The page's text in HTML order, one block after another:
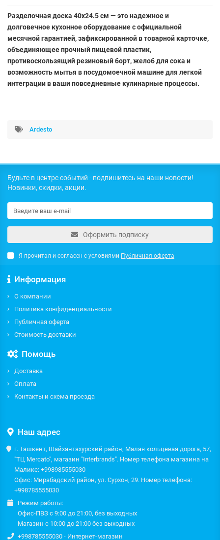
Разделочная доска 40x24.5 см — это надежное и
долговечное кухонное оборудование с официальной
месячной гарантией, зафиксированной в товарной карточке,
объединяющее прочный пищевой пластик,
противоскользящий резиновый борт, желоб для сока и
возможность мытья в посудомоечной машине для легкой
интеграции в ваши повседневные кулинарные процессы.
Ardesto
Будьте в центре событий - подпишитесь на наши новости!
Новинки, скидки, акции.
Оформить подписку
Я прочитал и согласен с условиями Публичная оферта
Информация
О компании
Политика конфиденциальности
Публичная оферта
Стоимость доставки
Помощь
Доставка
Оплата
Контакты и схема проезда
Наш адрес
г. Ташкент, Шайхантахурский район, Малая кольцевая дорога, 57,
"ТЦ Mercato", магазин "Interbrands". Номер телефона магазина на
Малике: +998985555030
Офис: Мирабадский район, ул. Сурхон, 29. Номер телефона:
+998785555030
Режим работы:
Офис-ПВЗ с 9:00 до 21:00, без выходных
Магазин с 10:00 до 21:00 без выходных
+998785555030 - Интернет-магазин